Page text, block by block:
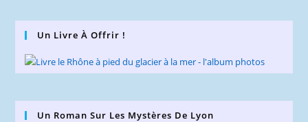
Un Livre À Offrir !
Un Roman Sur Les Mystères De Lyon